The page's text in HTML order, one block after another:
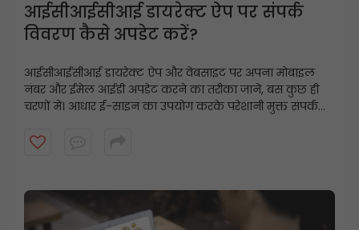
आईसीआईसीआई डायरेक्ट ऐप पर संपर्क
विवरण कैसे अपडेट करें?
आईसीआईसीआई डायरेक्ट ऐप और वेबसाइट पर अपना मोबाइल
नंबर और ईमेल आईडी अपडेट करने का तरीका जानें, बस कुछ ही
चरणों में। आधार ई-साइन का उपयोग करके परेशानी मुक्त संपर्क